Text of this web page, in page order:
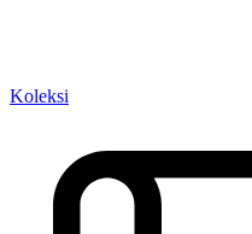
Koleksi